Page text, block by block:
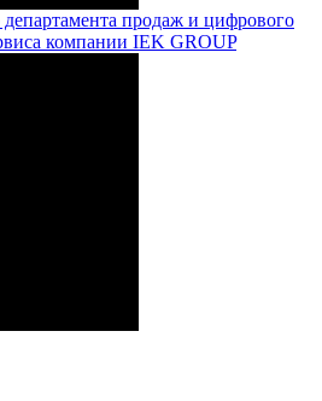
продаж и цифрового
компании IEK GROUP